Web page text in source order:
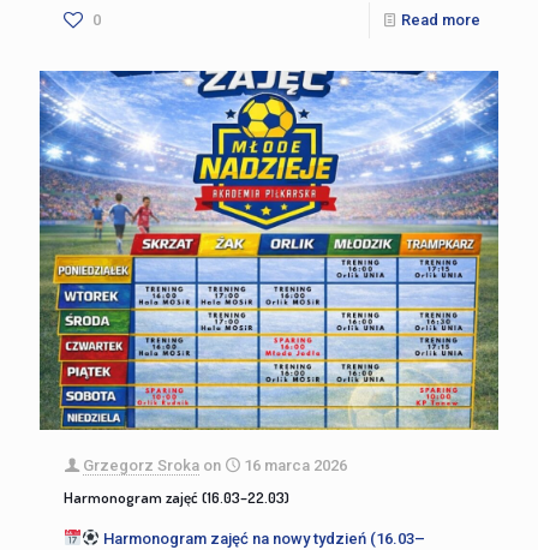
0 Read more
Grzegorz Sroka on 16 marca 2026
Harmonogram zajęć (16.03–22.03)
Harmonogram zajęć na nowy tydzień (16.03–